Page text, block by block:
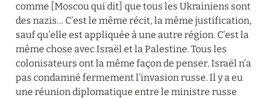
comme [Moscou qui dit] que tous les Ukrainiens sont
des nazis… C’est le même récit, la même justification,
sauf qu’elle est appliquée à une autre région. C’est la
même chose avec Israël et la Palestine. Tous les
colonisateurs ont la même façon de penser. Israël n’a
pas condamné fermement l’invasion russe. Il y a eu
une réunion diplomatique entre le ministre russe